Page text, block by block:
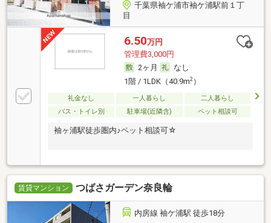
千葉県袖ケ浦市袖ケ浦駅前１丁
目
6.50万円
管理費3,000円
2ヶ月
なし
1階 / 1LDK（40.9m2）
礼金なし 一人暮らし
二人暮らし
バス・トイレ別
駐車場(近隣含) ペット相談可
袖ヶ浦駅徒歩圏内♪ペット相談可☆
賃貸マンション つばさガーデン奈良輪
内房線 袖ケ浦駅 徒歩18分